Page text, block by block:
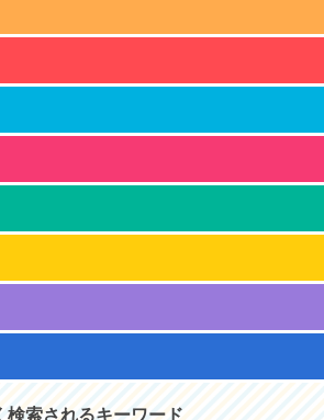
検索されるキーワード